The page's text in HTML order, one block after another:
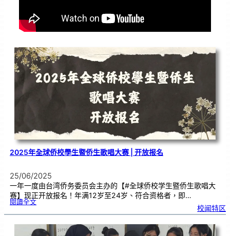
2025年全球侨校學生暨侨生歌唱大赛 | 开放报名
25/06/2025
一年一度由台湾侨务委员会主办的【#全球侨校学生暨侨生歌唱大
赛】现正开放报名！年满12岁至24岁、符合资格者，即…
閱讀全文:2
5
全
球
侨
校闻特区